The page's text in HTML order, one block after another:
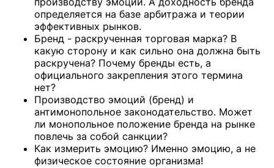
определяется на базе арбитража и теории
эффективных рынков.
Бренд - раскрученная торговая марка? В
какую сторону и как сильно она должна быть
раскручена? Почему бренды есть, а
официального закрепления этого термина
нет?
Производство эмоций (бренд) и
антимонопольное законодательство. Может
ли монопольное положение бренда на рынке
повлечь за собой санкции?
Как измерить эмоцию? Именно эмоцию, а не
физическое состояние организма!